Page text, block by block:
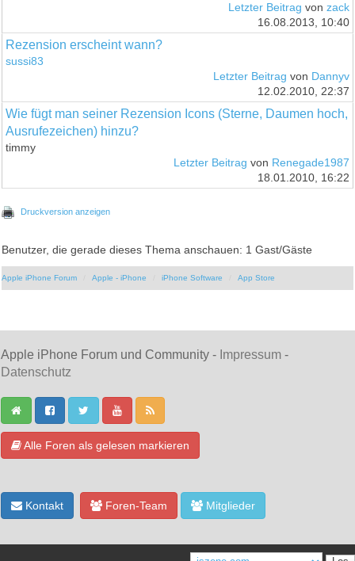
Letzter Beitrag von zack
16.08.2013, 10:40
Rezension erscheint wann?
sussi83
Letzter Beitrag von Dannyv
12.02.2010, 22:37
Wie fügt man seiner Rezension Icons (Sterne, Daumen hoch,
Ausrufezeichen) hinzu?
timmy
Letzter Beitrag von Renegade1987
18.01.2010, 16:22
Druckversion anzeigen
Benutzer, die gerade dieses Thema anschauen: 1 Gast/Gäste
Apple iPhone Forum Apple - iPhone iPhone Software App Store
Apple iPhone Forum und Community - Impressum -
Datenschutz
Alle Foren als gelesen markieren
Kontakt Foren-Team Mitglieder